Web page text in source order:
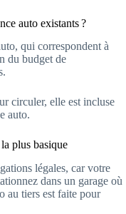
auto existants ?
qui correspondent à
du budget de
circuler, elle est incluse
auto.
plus basique
légales, car votre
dans un garage où
au tiers est faite pour